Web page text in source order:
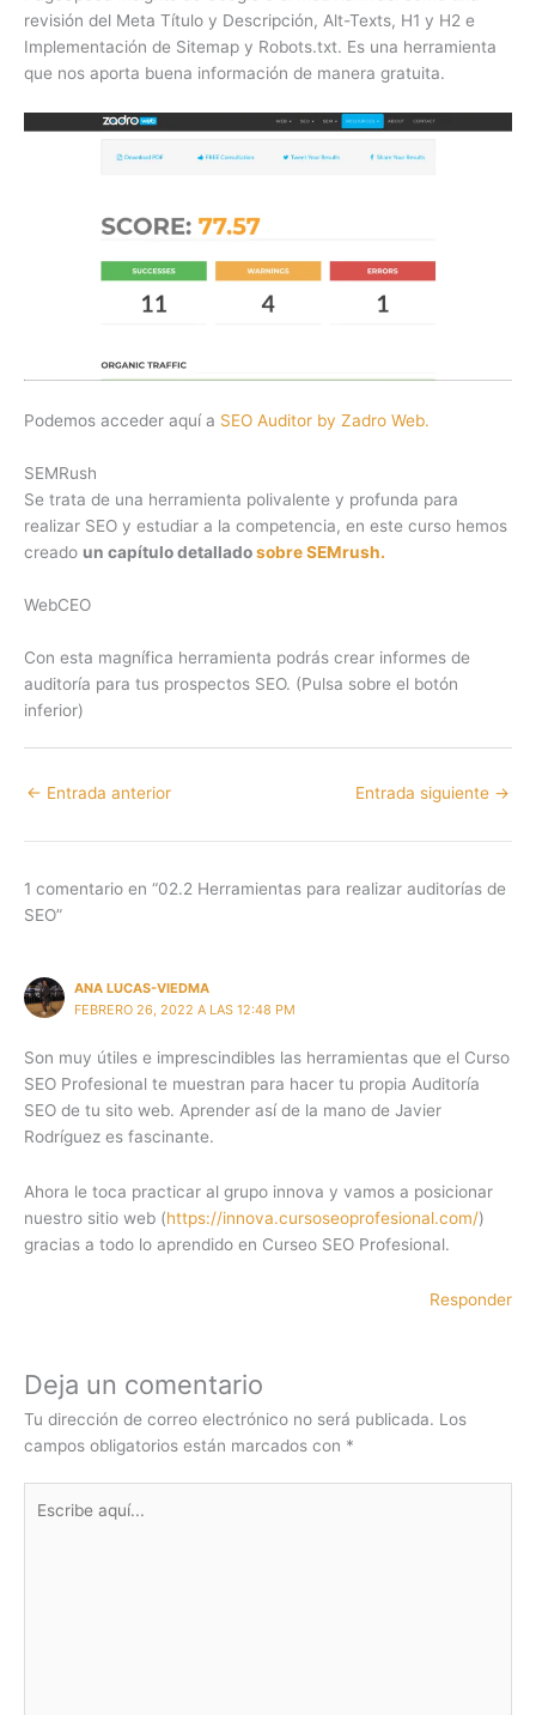
revisión del Meta Título y Descripción, Alt-Texts, H1 y H2 e
Implementación de Sitemap y Robots.txt. Es una herramienta
que nos aporta buena información de manera gratuita.
Podemos acceder aquí a SEO Auditor by Zadro Web.
SEMRush
Se trata de una herramienta polivalente y profunda para
realizar SEO y estudiar a la competencia, en este curso hemos
creado un capítulo detalladosobre SEMrush.
WebCEO
Con esta magnífica herramienta podrás crear informes de
auditoría para tus prospectos SEO. (Pulsa sobre el botón
inferior)
← Entrada anterior Entrada siguiente →
1 comentario en “02.2 Herramientas para realizar auditorías de
SEO”
ANA LUCAS-VIEDMA
FEBRERO 26, 2022 A LAS 12:48 PM
Son muy útiles e imprescindibles las herramientas que el Curso
SEO Profesional te muestran para hacer tu propia Auditoría
SEO de tu sito web. Aprender así de la mano de Javier
Rodríguez es fascinante.
Ahora le toca practicar al grupo innova y vamos a posicionar
nuestro sitio web (https://innova.cursoseoprofesional.com/)
gracias a todo lo aprendido en Curseo SEO Profesional.
Responder
Deja un comentario
Tu dirección de correo electrónico no será publicada. Los
campos obligatorios están marcados con *
aquí...